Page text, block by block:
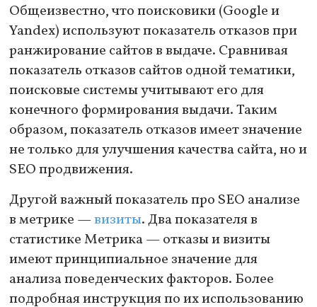
Общеизвестно, что поисковики (Google и
Yandex) используют показатель отказов при
ранжирование сайтов в выдаче. Сравнивая
показатель отказов сайтов одной тематики,
поисковые системы учитывают его для
конечного формирования выдачи. Таким
образом, показатель отказов имеет значение
не только для улучшения качества сайта, но и
SEO продвижения.
Другой важный показатель про SEO анализе
в метрике —визиты. Два показателя в
статистике Метрика — отказы и визиты
имеют принципиальное значение для
анализа поведенческих факторов. Более
подробная инструкция по их использованию